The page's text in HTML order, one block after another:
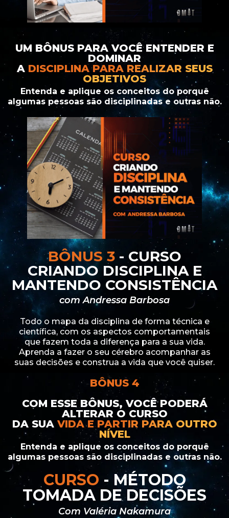
UM BÔNUS PARA VOCÊ ENTENDER E
DOMINAR
A DISCIPLINA PARA REALIZAR SEUS
OBJETIVOS
Entenda e aplique os conceitos do porquê
algumas pessoas são disciplinadas e outras não.
BÔNUS 3- CURSO
CRIANDO DISCIPLINA E
MANTENDO CONSISTÊNCIA
com Andressa Barbosa
Todo o mapa da disciplina de forma técnica e
científica, com os aspectos comportamentais
que fazem toda a diferença para a sua vida.
Aprenda a fazer o seu cérebro acompanhar as
suas decisões e construa a vida que você quiser.
BÔNUS 4
COM ESSE BÔNUS, VOCÊ PODERÁ
ALTERAR O CURSO
DA SUA VIDA E PARTIR PARA OUTRO
NÍVEL
Entenda e aplique os conceitos do porquê
algumas pessoas são disciplinadas e outras não.
CURSO - MÉTODO
TOMADA DE DECISÕES
Com Valéria Nakamura